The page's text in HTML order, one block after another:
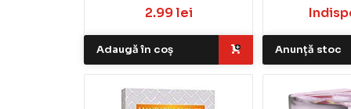
2.99 lei
Adaugă în coș Anunță stoc